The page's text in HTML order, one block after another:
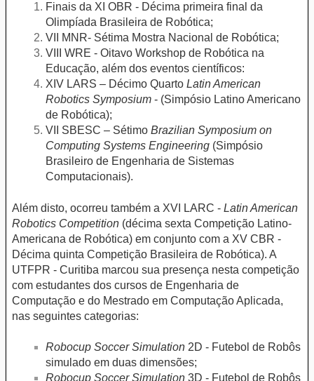
Finais da XI OBR - Décima primeira final da
Olimpíada Brasileira de Robótica;
VII MNR- Sétima Mostra Nacional de Robótica;
VIII WRE - Oitavo Workshop de Robótica na
Educação, além dos eventos científicos:
XIV LARS – Décimo Quarto Latin American
Robotics Symposium - (Simpósio Latino Americano
de Robótica);
VII SBESC – Sétimo Brazilian Symposium on
Computing Systems Engineering (Simpósio
Brasileiro de Engenharia de Sistemas
Computacionais).
Além disto, ocorreu também a XVI LARC - Latin American
Robotics Competition (décima sexta Competição Latino-
Americana de Robótica) em conjunto com a XV CBR -
Décima quinta Competição Brasileira de Robótica). A
UTFPR - Curitiba marcou sua presença nesta competição
com estudantes dos cursos de Engenharia de
Computação e do Mestrado em Computação Aplicada,
nas seguintes categorias:
Robocup Soccer Simulation 2D - Futebol de Robôs
simulado em duas dimensões;
Robocup Soccer Simulation 3D - Futebol de Robôs